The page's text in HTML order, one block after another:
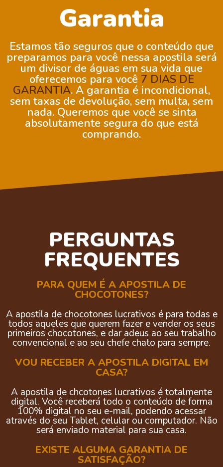
Garantia
Estamos tão seguros que o conteúdo que
preparamos para você nessa apostila será
um divisor de águas em sua vida que
oferecemos para você 7 DIAS DE
GARANTIA. A garantia é incondicional,
sem taxas de devolução, sem multa, sem
nada. Queremos que você se sinta
absolutamente segura do que está
comprando.
PERGUNTAS
FREQUENTES
PARA QUEM É A APOSTILA DE
CHOCOTONES?
A apostila de chocotones lucrativos é para todas e
todos aqueles que querem fazer e vender os seus
primeiros chocotones, e dar adeus ao seu trabalho
convencional e ao seu chefe chato para sempre.
VOU RECEBER A APOSTILA DIGITAL EM
CASA?
A apostila de chcotones lucrativos é totalmente
digital. Você receberá todo o conteúdo de forma
100% digital no seu e-mail, podendo acessar
através do seu Tablet, celular ou computador. Não
será enviado material para sua casa.
EXISTE ALGUMA GARANTIA DE
SATISFAÇÃO?